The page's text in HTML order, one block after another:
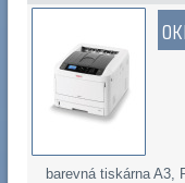
barevná tiskárna A3,